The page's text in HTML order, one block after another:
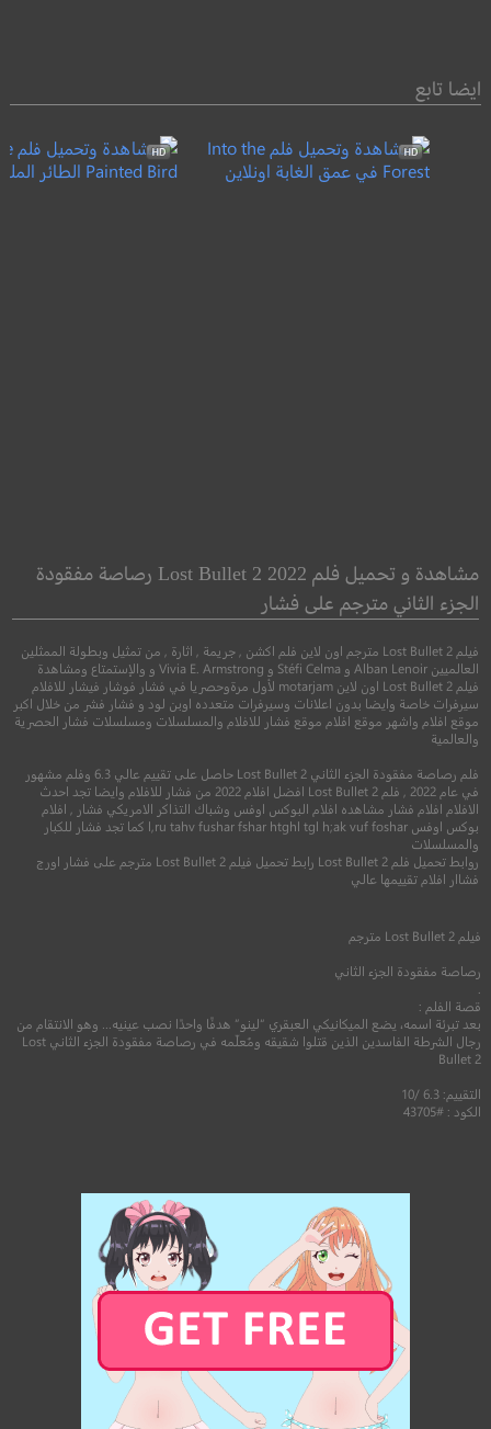
ايضا تابع
في عمق الغابة
6.4
الطائر الملون
7.3
مشاهدة و تحميل فلم Lost Bullet 2 2022 رصاصة مفقودة
الجزء الثاني مترجم على فشار
فيلم Lost Bullet 2 مترجم اون لاين فلم اكشن , جريمة , اثارة , من تمثيل وبطولة الممثلين
العالميين Alban Lenoir و Stéfi Celma و Vivia E. Armstrong و والإستمتاع ومشاهدة
فيلم Lost Bullet 2 اون لاين motarjam لأول مرةوحصريا في فشار فوشار فيشار للافلام
سيرفرات خاصة وايضا بدون اعلانات وسيرفرات متعدده اوبن لود و فشار فشر من خلال اكبر
موقع افلام واشهر موقع افلام موقع فشار للافلام والمسلسلات ومسلسلات فشار الحصرية
والعالمية
فلم رصاصة مفقودة الجزء الثاني Lost Bullet 2 حاصل على تقييم عالي 6.3 وفلم مشهور
في عام 2022 , فلم Lost Bullet 2 افضل افلام 2022 من فشار للافلام وايضا تجد احدث
الافلام افلام فشار مشاهده افلام البوكس اوفس وشباك التذاكر الامريكي فشار , افلام
بوكس اوفس l,ru tahv fushar fshar htghl tgl h;ak vuf foshar كما تجد فشار للكبار
والمسلسلات
روابط تحميل فلم Lost Bullet 2 رابط تحميل فيلم Lost Bullet 2 مترجم على فشار اورج
فشاار افلام تقييمها عالي
فيلم Lost Bullet 2 مترجم
رصاصة مفقودة الجزء الثاني
قصة الفلم :
بعد تبرئة اسمه، يضع الميكانيكي العبقري “لينو” هدفًا واحدًا نصب عينيه… وهو الانتقام من
رجال الشرطة الفاسدين الذين قتلوا شقيقه ومُعلّمه في رصاصة مفقودة الجزء الثاني Lost
Bullet 2
التقييم: 6.3 /10
الكود : #43705